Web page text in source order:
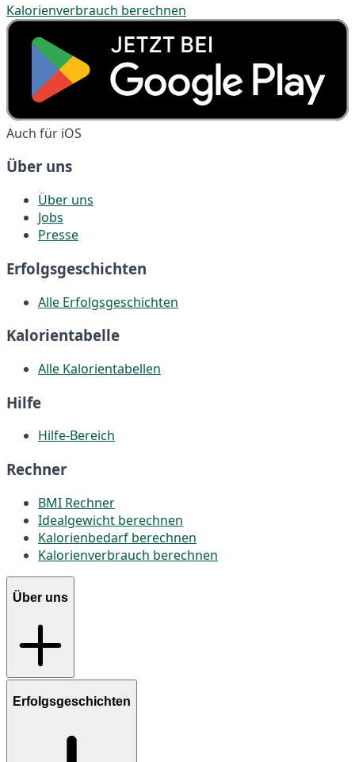
Kalorienverbrauch berechnen
Auch für iOS
Über uns
Über uns
Jobs
Presse
Erfolgsgeschichten
Alle Erfolgsgeschichten
Kalorientabelle
Alle Kalorientabellen
Hilfe
Hilfe-Bereich
Rechner
BMI Rechner
Idealgewicht berechnen
Kalorienbedarf berechnen
Kalorienverbrauch berechnen
Über uns
Erfolgsgeschichten